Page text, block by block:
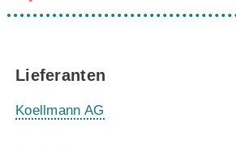
Lieferanten
Koellmann AG